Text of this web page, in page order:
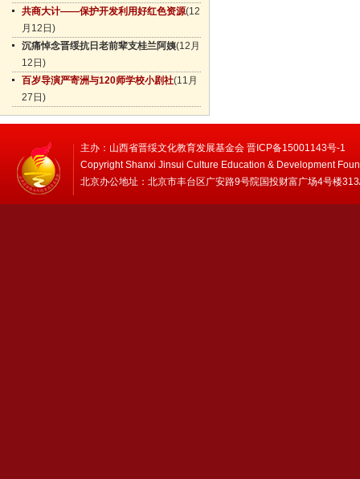
共商大计——保护开发利用好红色资源(12
月12日)
沉痛悼念晋绥抗日老前辈支桂兰阿姨(12月
12日)
百岁导演严寄洲与120师学校小剧社(11月
27日)
主办：山西省晋绥文化教育发展基金会 晋ICP备15001143号-1
Copyright Shanxi Jinsui Culture Education & Development
北京办公地址：北京市丰台区广安路9号院国投财富广场4号楼